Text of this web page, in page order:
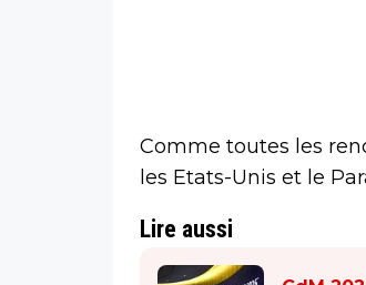
Comme toutes les
les Etats-Unis et le
Lire aussi